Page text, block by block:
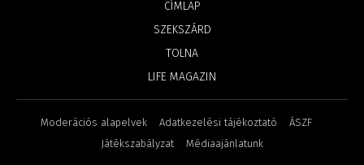
CÍMLAP
SZEKSZÁRD
TOLNA
LIFE MAGAZIN
Moderációs alapelvek Adatkezelési tájékoztató
ÁSZF
Játékszabályzat
Médiaajánlatunk